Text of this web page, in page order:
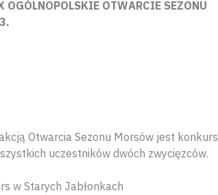
OTWARCIE SEZONU
Otwarcia Sezonu Morsów jest konkurs
uczestników dwóch zwycięzców.
w Starych Jabłonkach